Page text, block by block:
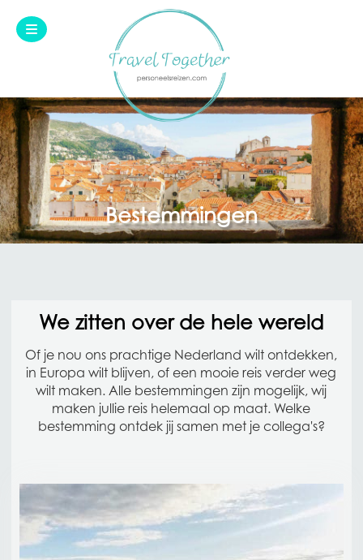
Bestemmingen
We zitten over de hele wereld
Of je nou ons prachtige Nederland wilt ontdekken,
in Europa wilt blijven, of een mooie reis verder weg
wilt maken. Alle bestemmingen zijn mogelijk, wij
maken jullie reis helemaal op maat. Welke
bestemming ontdek jij samen met je collega's?